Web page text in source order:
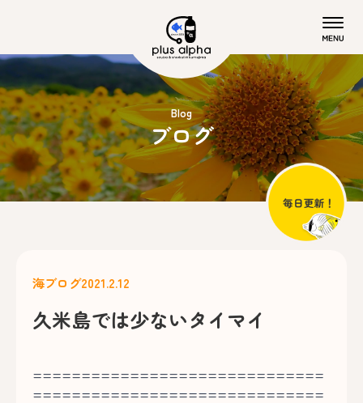
Blog
ブログ
海ブログ2021.2.12
久米島では少ないタイマイ
==============================
==============================